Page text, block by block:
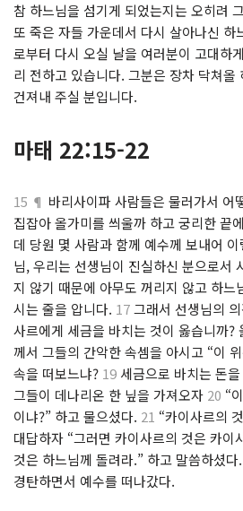
참 하느님을 섬기게 되었는지는 오히려
또 죽은 자들 가운데서 다시 살아나신 하
로부터 다시 오실 날을 여러분이 고대하
리 전하고 있습니다. 그분은 장차 닥쳐올
건져내 주실 분입니다.
마태 22:15-22
15 ¶ 바리사이파 사람들은 물러가서 어
집잡아 올가미를 씌울까 하고 궁리한 끝에
데 당원 몇 사람과 함께 예수께 보내어
님, 우리는 선생님이 진실하신 분으로서
지 않기 때문에 아무도 꺼리지 않고 하느
시는 줄을 압니다. 17그래서 선생님의
사르에게 세금을 바치는 것이 옳습니까?
께서 그들의 간악한 속셈을 아시고 “이
속을 떠보느냐? 19 세금으로 바치는 돈
그들이 데나리온 한 닢을 가져오자 20 “
이냐?” 하고 물으셨다. 21 “카이사르의
대답하자 “그러면 카이사르의 것은 카이
것은 하느님께 돌려라.” 하고 말씀하셨다.
경탄하면서 예수를 떠나갔다.